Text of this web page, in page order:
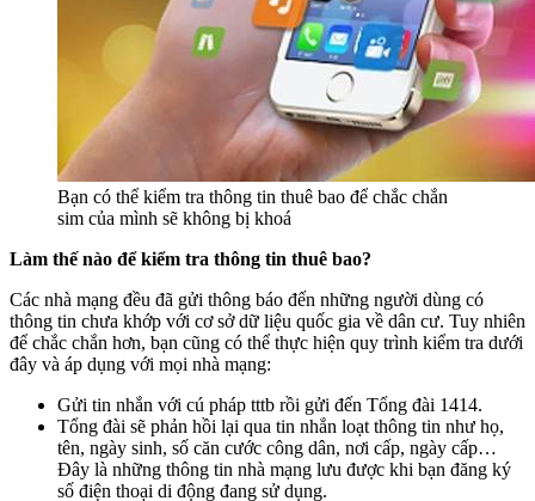
Bạn có thể kiểm tra thông tin thuê bao để chắc chắn
sim của mình sẽ không bị khoá
Làm thế nào để kiểm tra thông tin thuê bao?
Các nhà mạng đều đã gửi thông báo đến những người dùng có
thông tin chưa khớp với cơ sở dữ liệu quốc gia về dân cư. Tuy nhiên
để chắc chắn hơn, bạn cũng có thể thực hiện quy trình kiểm tra dưới
đây và áp dụng với mọi nhà mạng:
Gửi tin nhắn với cú pháp tttb rồi gửi đến Tổng đài 1414.
Tổng đài sẽ phản hồi lại qua tin nhắn loạt thông tin như họ,
tên, ngày sinh, số căn cước công dân, nơi cấp, ngày cấp…
Đây là những thông tin nhà mạng lưu được khi bạn đăng ký
số điện thoại di động đang sử dụng.